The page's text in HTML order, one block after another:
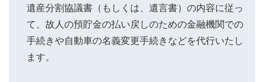
遺産分割協議書（もしくは、遺言書）の内容に従っ
て、故人の預貯金の払い戻しのための金融機関での
手続きや自動車の名義変更手続きなどを代行いたし
ます。